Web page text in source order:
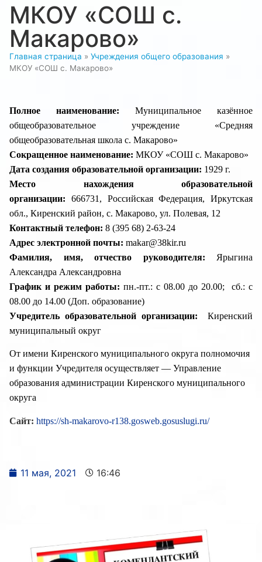
МКОУ «СОШ с.
Макарово»
Главная страница » Учреждения общего образования »
МКОУ «СОШ с. Макарово»
Полное наименование: Муниципальное казённое
общеобразовательное учреждение «Средняя
общеобразовательная школа с. Макарово»
Сокращенное наименование: МКОУ «СОШ с. Макарово»
Дата создания образовательной организации: 1929 г.
Место нахождения образовательной
организации: 666731, Российская Федерация, Иркутская
обл., Киренский район, с. Макарово, ул. Полевая, 12
Контактный телефон: 8 (395 68) 2-63-24
Адрес электронной почты: makar@38kir.ru
Фамилия, имя, отчество руководителя: Ярыгина
Александра Александровна
График и режим работы: пн.-пт.: с 08.00 до 20.00; сб.: с
08.00 до 14.00 (Доп. образование)
Учредитель образовательной организации:
Киренский
муниципальный округ
От имени Киренского муниципального округа полномочия
и функции Учредителя осуществляет — Управление
образования администрации Киренского муниципального
округа
Сайт: https://sh-makarovo-r138.gosweb.gosuslugi.ru/
11 мая, 2021 16:46